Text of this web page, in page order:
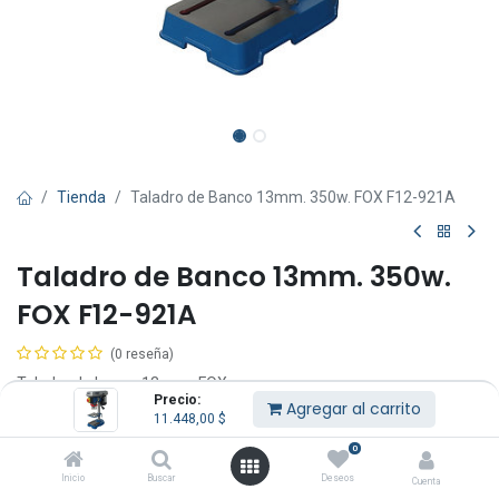
Precio:
11.448,00 $ Agregar al carrito
Inicio Buscar
0
Deseos Cuenta
Tienda Taladro de Banco 13mm. 350w. FOX F12-921A
Taladro de Banco 13mm. 350w.
FOX F12-921A
(0 reseña)
Taladro de banco 13 mm, FOX.
Este taladro de banco de pequeñas dimensiones asegura una alta
fiabilidad. Es ideal para pequeños trabajos de taladrado.